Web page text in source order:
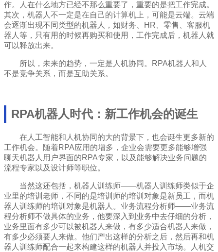
作。人在什么地方已经不那么重要了，重要的是把工作完成。
其次，机器人不一定是在自己的计算机上，可能是云端。云端
会逐渐出现不同类型的机器人，如财务、HR、零售、客服机
器人等，只有用的时候再购买和使用，工作完成后，机器人就
可以释放出来。
所以，未来的趋势，一定是人机协同。RPA机器人和人
不是竞争关系，而是互助关系。
RPA机器人时代：新工作机会的诞生
在人工智能和人机协同的大的背景下，也会诞生更多新的
工作机会。随着RPA应用的增多，企业会需要更多能够增强
聊天机器人用户界面的RPA专家，以及能够解决业务问题的
流程专家以及设计师等职位。
当然这还包括，机器人训练师——机器人训练师类似于企
业里的培训老师，不同的是培训师的培训对象是新员工，而机
器人训练师的培训对象是机器人。业务流程分析师——业务流
程分析师不做具体的业务，他要深入到业务中去仔细的分析，
业务里面有多少可以被机器人来做，有多少适合机器人来做，
有多少必须要人来做。他们产出这样的分析之后，然后再和机
器人训练师配合一起来构建这样的机器人并投入市场。人机交